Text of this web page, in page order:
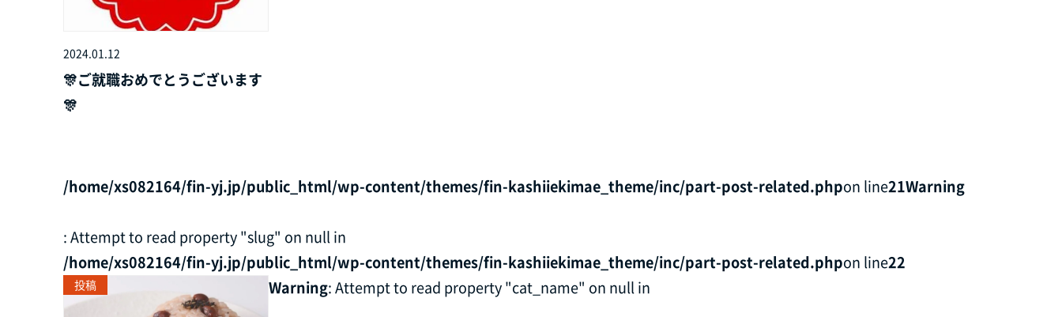
2024.01.12
🎊ご就職おめでとうございます
🎊
/home/xs082164/fin-yj.jp/public_html/wp-content/themes/fin-kashiiekimae_theme/inc/part-post-related.phpon line21Warning
: Attempt to read property "slug" on null in
/home/xs082164/fin-yj.jp/public_html/wp-content/themes/fin-kashiiekimae_theme/inc/part-post-related.phpon line22
投稿 Warning: Attempt to read property "cat_name" on null in